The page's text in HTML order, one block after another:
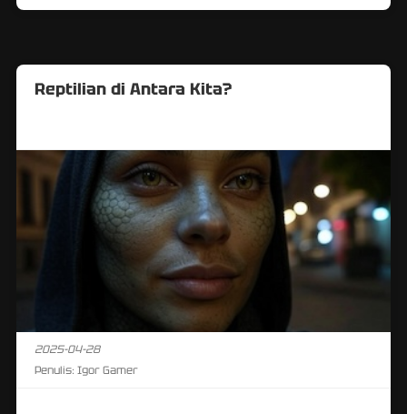
Reptilian di Antara Kita?
2025-04-28
Penulis: Igor Gamer